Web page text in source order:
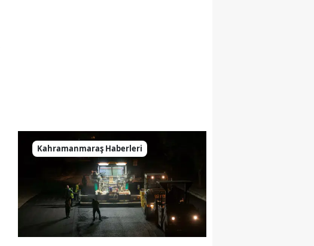
Kahramanmaraş Haberleri